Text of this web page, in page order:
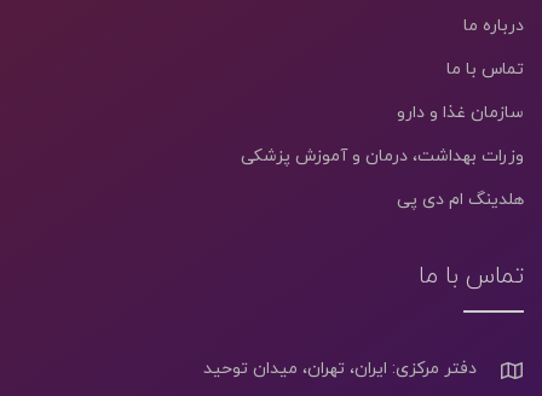
درباره ما
تماس با ما
سازمان غذا و دارو
وزرات بهداشت، درمان و آموزش پزشکی
هلدینگ ام دی پی
تماس با ما
دفتر مرکزی: ایران، تهران، میدان توحید